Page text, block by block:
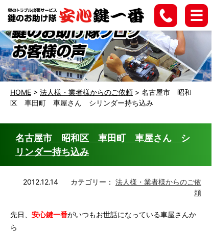
HOME > 法人様・業者様からのご依頼 > 名古屋市 昭和
区 車田町 車屋さん シリンダー持ち込み
名古屋市 昭和区 車田町 車屋さん シ
リンダー持ち込み
2012.12.14 カテゴリー： 法人様・業者様からのご依
頼
先日、 安心鍵一番がいつもお世話になっている車屋さんか
ら